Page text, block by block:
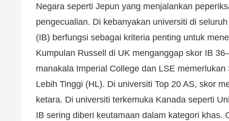
Negara seperti Jepun yang menjalankan
pengecualian. Di kebanyakan universiti di
(IB) berfungsi sebagai kriteria penting untuk
Kumpulan Russell di UK menganggap skor IB
manakala Imperial College dan LSE
Lebih Tinggi (HL). Di universiti Top 20 AS, skor
ketara. Di universiti terkemuka Kanada seperti
IB sering diberi keutamaan dalam kategori khas.